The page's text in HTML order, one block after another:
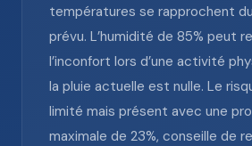
températures se rapprochent
prévu. L’humidité de 85% peut
l’inconfort lors d’une activité
la pluie actuelle est nulle. Le
limité mais présent avec une
maximale de 23%, conseille de